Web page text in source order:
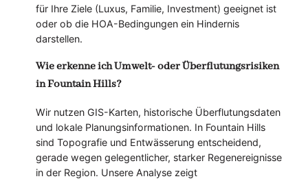
für Ihre Ziele (Luxus, Familie, Investment) geeignet ist
oder ob die HOA-Bedingungen ein Hindernis
darstellen.
Wie erkenne ich Umwelt- oder Überflutungsrisiken
in Fountain Hills?
Wir nutzen GIS-Karten, historische Überflutungsdaten
und lokale Planungsinformationen. In Fountain Hills
sind Topografie und Entwässerung entscheidend,
gerade wegen gelegentlicher, starker Regenereignisse
in der Region. Unsere Analyse zeigt